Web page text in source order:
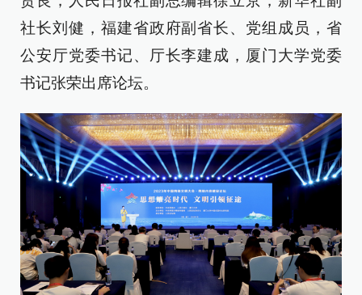
社长刘健，福建省政府副省长、党组成员，省
公安厅党委书记、厅长李建成，厦门大学党委
书记张荣出席论坛。